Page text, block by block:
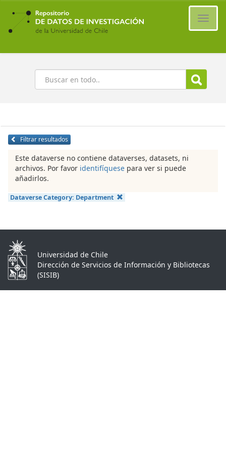
Ir
contenido
principal
Buscar
Filtrar resultados
Este dataverse no contiene dataverses, datasets, ni
archivos. Por favor identifíquese para ver si puede
añadirlos.
Dataverse Category: Department
Universidad de Chile
Dirección de Servicios de Información y Bibliotecas
(SISIB)